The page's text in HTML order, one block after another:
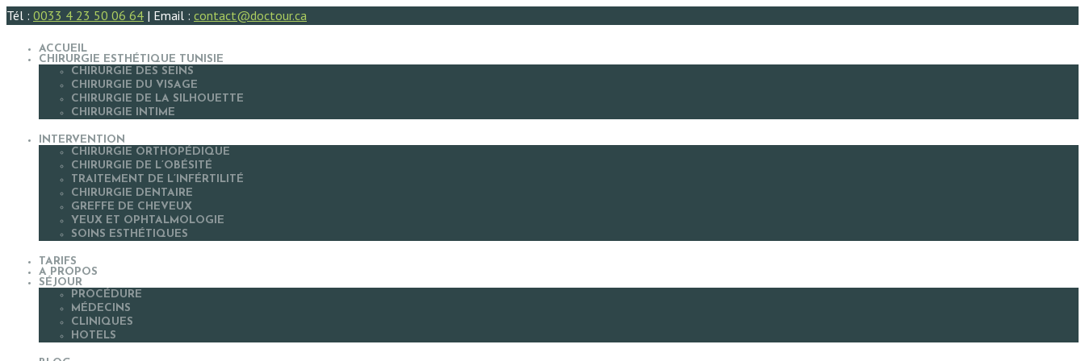
Tél : 0033 4 23 50 06 64 | Email : contact@doctour.ca
ACCUEIL
CHIRURGIE ESTHÉTIQUE TUNISIE
CHIRURGIE DES SEINS
CHIRURGIE DU VISAGE
CHIRURGIE DE LA SILHOUETTE
CHIRURGIE INTIME
INTERVENTION
CHIRURGIE ORTHOPÉDIQUE
CHIRURGIE DE L’OBÉSITÉ
TRAITEMENT DE L’INFÉRTILITÉ
CHIRURGIE DENTAIRE
GREFFE DE CHEVEUX
YEUX ET OPHTALMOLOGIE
SOINS ESTHÉTIQUES
TARIFS
A PROPOS
SÉJOUR
PROCÉDURE
MÉDECINS
CLINIQUES
HOTELS